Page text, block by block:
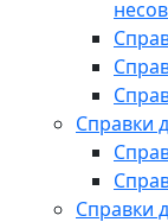
Справки
Справки